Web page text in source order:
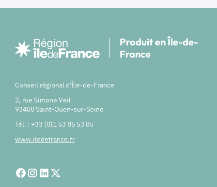
Produit en Île-de-
France
Conseil régional d'Île-de-France
2, rue Simone Veil
93400 Saint-Ouen-sur-Seine
Tél. : +33 (0)1 53 85 53 85
www.iledefrance.fr